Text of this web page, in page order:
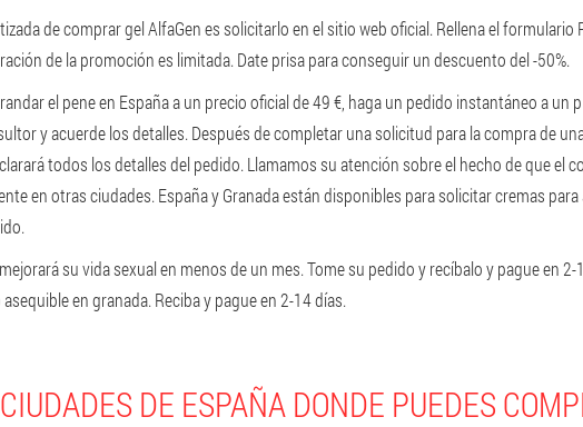
de comprar gel AlfaGen es solicitarlo en el sitio web oficial. Rellena el formulario
de la promoción es limitada. Date prisa para conseguir un descuento del -50%.
el pene en España a un precio oficial de 49 €, haga un pedido instantáneo a un
y acuerde los detalles. Después de completar una solicitud para la compra de
todos los detalles del pedido. Llamamos su atención sobre el hecho de que el
en otras ciudades. España y Granada están disponibles para solicitar cremas
su vida sexual en menos de un mes. Tome su pedido y recíbalo y pague en
en granada. Reciba y pague en 2-14 días.
DE ESPAÑA DONDE PUEDES